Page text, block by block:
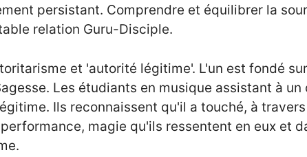
persistant. Comprendre et équilibrer la
relation Guru-Disciple.
et 'autorité légitime'. L'un est fondé
Les étudiants en musique assistant à
Ils reconnaissent qu'il a touché, à
magie qu'ils ressentent en eux et